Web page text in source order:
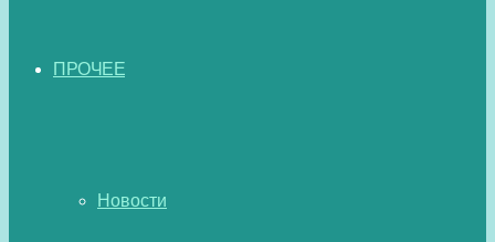
ПРОЧЕЕ
Новости